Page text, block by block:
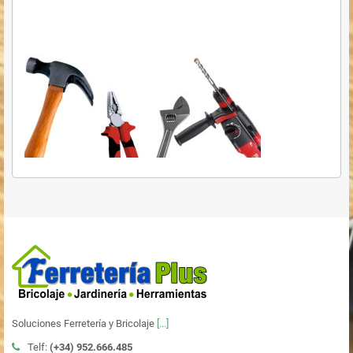
Soluciones Ferretería y Bricolaje [...]
Telf: (+34) 952.666.485